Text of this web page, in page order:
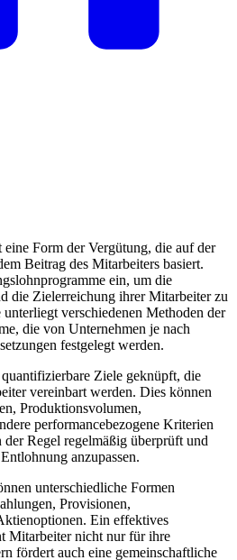
Form der Vergütung, die auf der
Beitrag des Mitarbeiters basiert.
ein, um die
die Zielerreichung ihrer Mitarbeiter zu
verschiedenen Methoden der
die von Unternehmen je nach
festgelegt werden.
Ziele geknüpft, die
vereinbart werden. Dies können
Produktionsvolumen,
performancebezogene Kriterien
Regel regelmäßig überprüft und
anzupassen.
unterschiedliche Formen
Provisionen,
Ein effektives
Mitarbeiter nicht nur für ihre
fördert auch eine gemeinschaftliche